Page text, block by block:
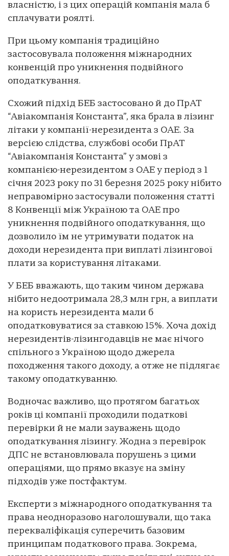
власністю, і з цих операцій компанія мала б
сплачувати роялті.
При цьому компанія традиційно
застосовувала положення міжнародних
конвенцій про уникнення подвійного
оподаткування.
Схожий підхід БЕБ застосовано й до ПрАТ
“Авіакомпанія Константа”, яка брала в лізинг
літаки у компанії-нерезидента з ОАЕ. За
версією слідства, службові особи ПрАТ
“Авіакомпанія Константа” у змові з
компанією-нерезидентом з ОАЕ у період з 1
січня 2023 року по 31 березня 2025 року нібито
неправомірно застосували положення статті
8 Конвенції між Україною та ОАЕ про
уникнення подвійного оподаткування, що
дозволило їм не утримувати податок на
доходи нерезидента при виплаті лізингової
плати за користування літаками.
У БЕБ вважають, що таким чином держава
нібито недоотримала 28,3 млн грн, а виплати
на користь нерезидента мали б
оподатковуватися за ставкою 15%. Хоча дохід
нерезидентів-лізингодавців не має нічого
спільного з Україною щодо джерела
походження такого доходу, а отже не підлягає
такому оподаткуванню.
Водночас важливо, що протягом багатьох
років ці компанії проходили податкові
перевірки й не мали зауважень щодо
оподаткування лізингу. Жодна з перевірок
ДПС не встановлювала порушень з цими
операціями, що прямо вказує на зміну
підходів уже постфактум.
Експерти з міжнародного оподаткування та
права неодноразово наголошували, що така
перекваліфікація суперечить базовим
принципам податкового права. Зокрема,